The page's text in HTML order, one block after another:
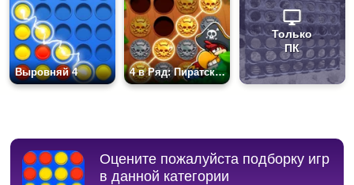
Выровняй 4 4 в Ряд: Пиратское Издание
Только
ПК
Оцените пожалуйста подборку игр
в данной категории